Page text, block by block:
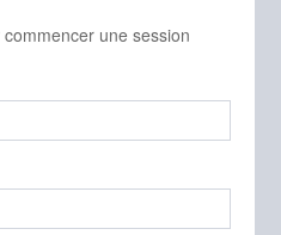
une session